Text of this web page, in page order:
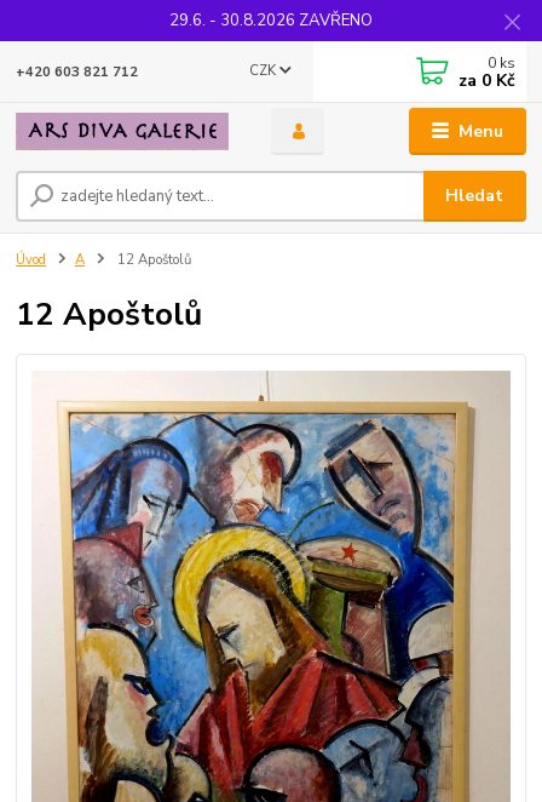
29.6. - 30.8.2026 ZAVŘENO
Menu
CZK
Hledat
+420 603 821 712 0 ks
za 0 Kč
Úvod A 12 Apoštolů
12 Apoštolů